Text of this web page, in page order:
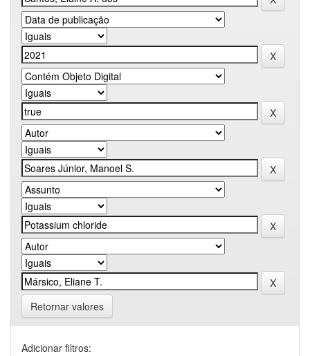
Retornar valores
Adicionar filtros: